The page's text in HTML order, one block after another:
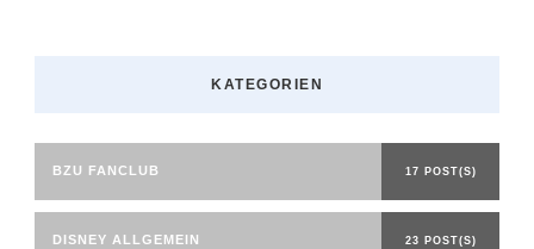
KATEGORIEN
BZU FANCLUB 17 POST(S)
DISNEY ALLGEMEIN 23 POST(S)